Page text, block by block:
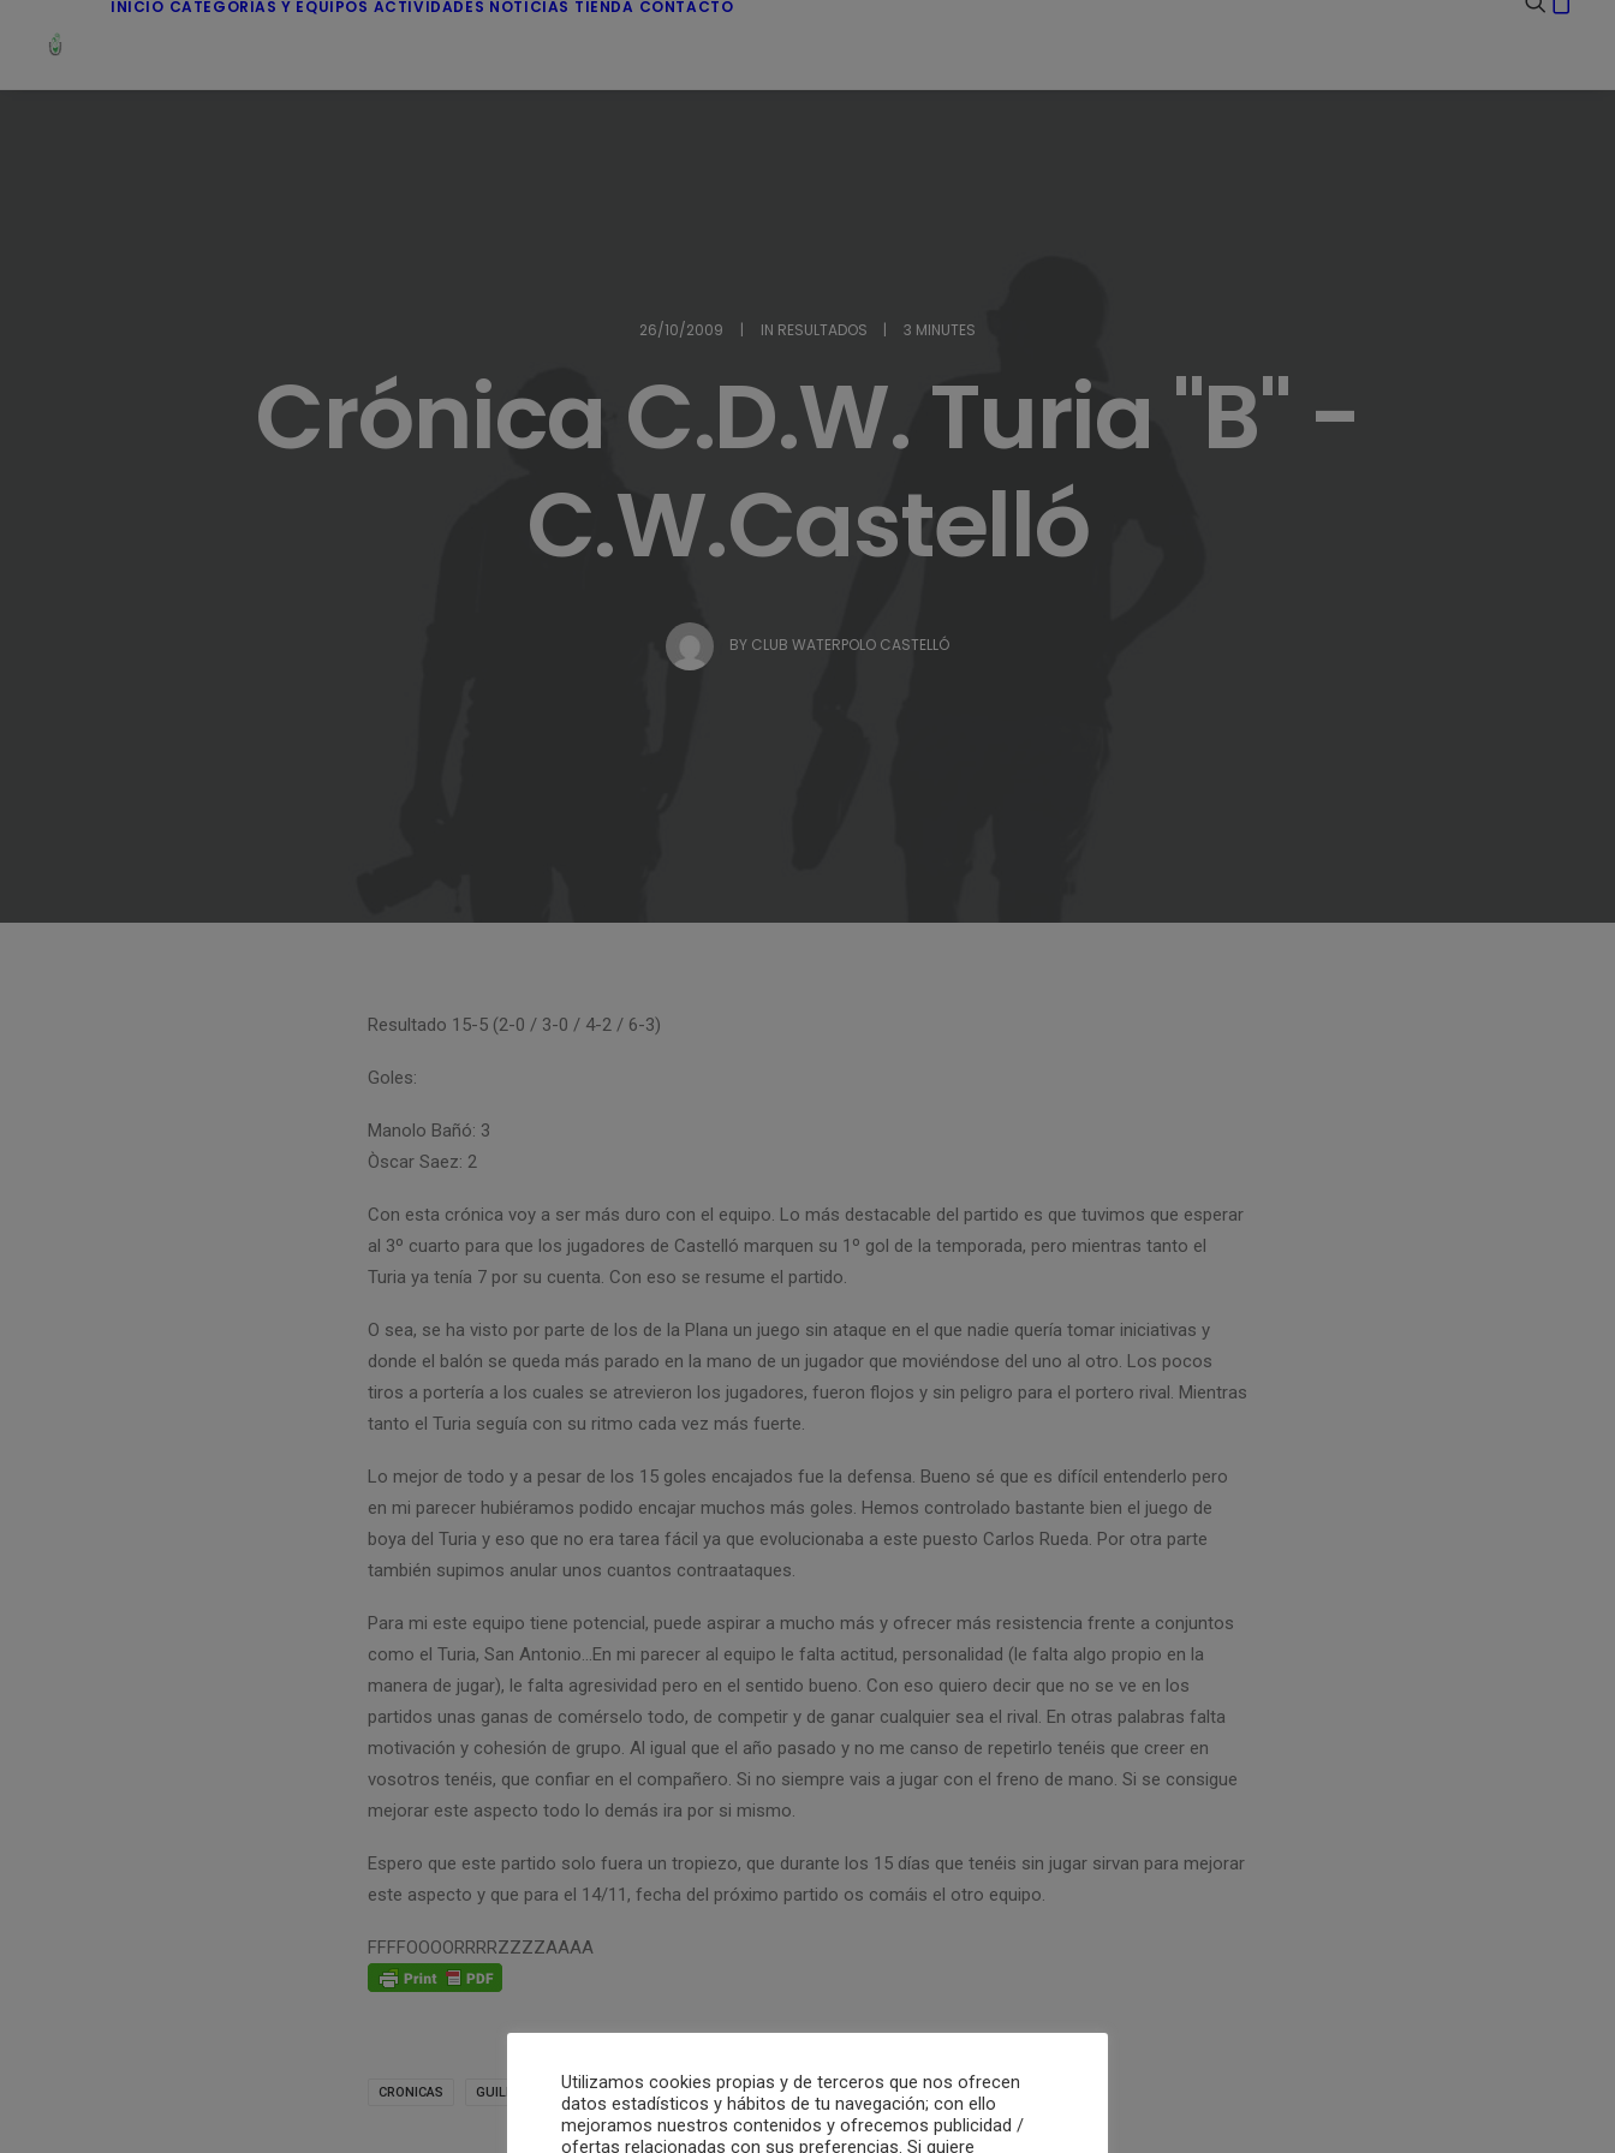
INICIO CATEGORÍAS Y EQUIPOS ACTIVIDADES NOTICIAS TIENDA CONTACTO
26/10/2009 | IN RESULTADOS | 3 MINUTES
Crónica C.D.W. Turia "B" -
C.W.Castelló
BY CLUB WATERPOLO CASTELLÓ
Resultado 15-5 (2-0 / 3-0 / 4-2 / 6-3)
Goles:
Manolo Bañó: 3
Òscar Saez: 2
Con esta crónica voy a ser más duro con el equipo. Lo más destacable del partido es que tuvimos que esperar
al 3º cuarto para que los jugadores de Castelló marquen su 1º gol de la temporada, pero mientras tanto el
Turia ya tenía 7 por su cuenta. Con eso se resume el partido.
O sea, se ha visto por parte de los de la Plana un juego sin ataque en el que nadie quería tomar iniciativas y
donde el balón se queda más parado en la mano de un jugador que moviéndose del uno al otro. Los pocos
tiros a portería a los cuales se atrevieron los jugadores, fueron flojos y sin peligro para el portero rival. Mientras
tanto el Turia seguía con su ritmo cada vez más fuerte.
Lo mejor de todo y a pesar de los 15 goles encajados fue la defensa. Bueno sé que es difícil entenderlo pero
en mi parecer hubiéramos podido encajar muchos más goles. Hemos controlado bastante bien el juego de
boya del Turia y eso que no era tarea fácil ya que evolucionaba a este puesto Carlos Rueda. Por otra parte
también supimos anular unos cuantos contraataques.
Para mi este equipo tiene potencial, puede aspirar a mucho más y ofrecer más resistencia frente a conjuntos
como el Turia, San Antonio…En mi parecer al equipo le falta actitud, personalidad (le falta algo propio en la
manera de jugar), le falta agresividad pero en el sentido bueno. Con eso quiero decir que no se ve en los
partidos unas ganas de comérselo todo, de competir y de ganar cualquier sea el rival. En otras palabras falta
motivación y cohesión de grupo. Al igual que el año pasado y no me canso de repetirlo tenéis que creer en
vosotros tenéis, que confiar en el compañero. Si no siempre vais a jugar con el freno de mano. Si se consigue
mejorar este aspecto todo lo demás ira por si mismo.
Espero que este partido solo fuera un tropiezo, que durante los 15 días que tenéis sin jugar sirvan para mejorar
este aspecto y que para el 14/11, fecha del próximo partido os comáis el otro equipo.
FFFFOOOORRRRZZZZAAAA
CRONICAS GUILLAUME MASCULINO ABSOLUTO
Utilizamos cookies propias y de terceros que nos ofrecen
datos estadísticos y hábitos de tu navegación; con ello
mejoramos nuestros contenidos y ofrecemos publicidad /
ofertas relacionadas con sus preferencias. Si quiere